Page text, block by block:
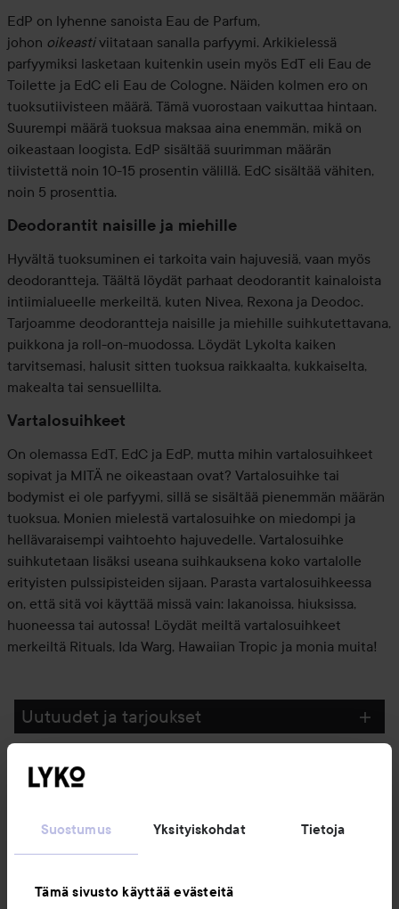
Suostumus Yksityiskohdat Tietoja
Tämä sivusto käyttää evästeitä
EdP on lyhenne sanoista Eau de Parfum,
johon oikeastiviitataan sanalla parfyymi. Arkikielessä
parfyymiksi lasketaan kuitenkin usein myös EdT eli Eau de
Toilette ja EdC eli Eau de Cologne. Näiden kolmen ero on
tuoksutiivisteen määrä. Tämä vuorostaan vaikuttaa hintaan.
Suurempi määrä tuoksua maksaa aina enemmän, mikä on
oikeastaan loogista. EdP sisältää suurimman määrän
tiivistettä noin 10-15 prosentin välillä. EdC sisältää vähiten,
noin 5 prosenttia.
Deodorantit naisille ja miehille
Hyvältä tuoksuminen ei tarkoita vain hajuvesiä, vaan myös
deodorantteja. Täältä löydät parhaat deodorantit kainaloista
intiimialueelle merkeiltä, kuten Nivea, Rexona ja Deodoc.
Tarjoamme deodorantteja naisille ja miehille suihkutettavana,
puikkona ja roll-on-muodossa. Löydät Lykolta kaiken
tarvitsemasi, halusit sitten tuoksua raikkaalta, kukkaiselta,
makealta tai sensuellilta.
Vartalosuihkeet
On olemassa EdT, EdC ja EdP, mutta mihin vartalosuihkeet
sopivat ja MITÄ ne oikeastaan ovat? Vartalosuihke tai
bodymist ei ole parfyymi, sillä se sisältää pienemmän määrän
tuoksua. Monien mielestä vartalosuihke on miedompi ja
hellävaraisempi vaihtoehto hajuvedelle. Vartalosuihke
suihkutetaan lisäksi useana suihkauksena koko vartalolle
erityisten pulssipisteiden sijaan. Parasta vartalosuihkeessa
on, että sitä voi käyttää missä vain: lakanoissa, hiuksissa,
huoneessa tai autossa! Löydät meiltä vartalosuihkeet
merkeiltä Rituals, Ida Warg, Hawaiian Tropic ja monia muita!
Uutuudet ja tarjoukset
Seuraa meitä
Asiakaspalvelu
Tietoja